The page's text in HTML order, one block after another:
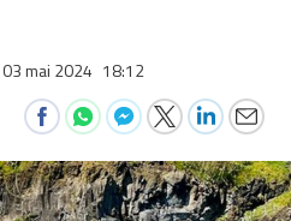
03 mai 2024 18:12